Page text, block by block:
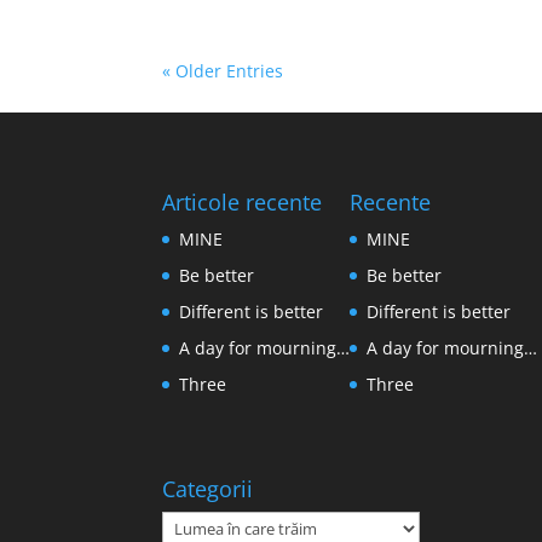
« Older Entries
Articole recente
MINE
Be better
Different is better
A day for mourning…
Three
Recente
MINE
Be better
Different is better
A day for mourning…
Three
Categorii
Categorii